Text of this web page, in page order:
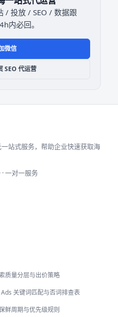
/ 投放 / SEO / 数据跟
内必回。
微信
SEO 代运营
站式服务，帮助企业快速获取海
一对一服务
质量分层与出价策略
关键词匹配与否词排查表
鲜周期与优先级规则